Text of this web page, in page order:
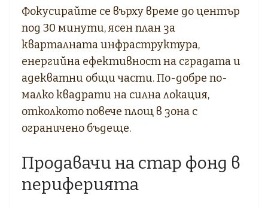
Фокусирайте се върху време до център
под 30 минути, ясен план за
кварталната инфраструктура,
енергийна ефективност на сградата и
адекватни общи части. По-добре по-
малко квадрати на силна локация,
отколкото повече площ в зона с
ограничено бъдеще.
Продавачи на стар фонд в
периферията